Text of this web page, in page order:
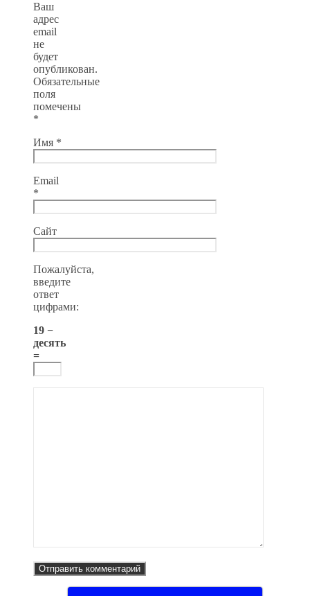
Ваш
адрес
email
не
будет
опубликован.
Обязательные
поля
помечены
*
Имя *
Email
*
Сайт
Пожалуйста,
введите
ответ
цифрами:
19 −
десять
=